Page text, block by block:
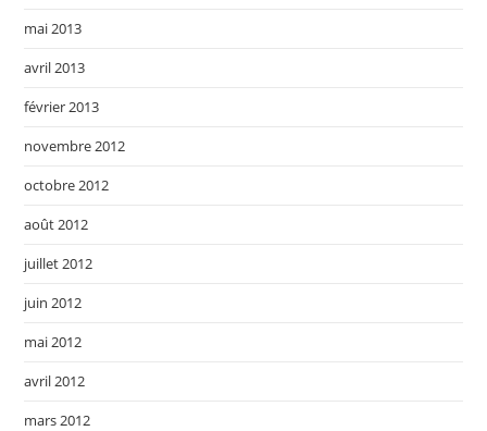
mai 2013
avril 2013
février 2013
novembre 2012
octobre 2012
août 2012
juillet 2012
juin 2012
mai 2012
avril 2012
mars 2012